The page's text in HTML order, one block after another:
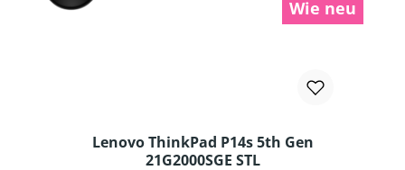
Wie neu
Lenovo ThinkPad P14s 5th Gen
21G2000SGE STL